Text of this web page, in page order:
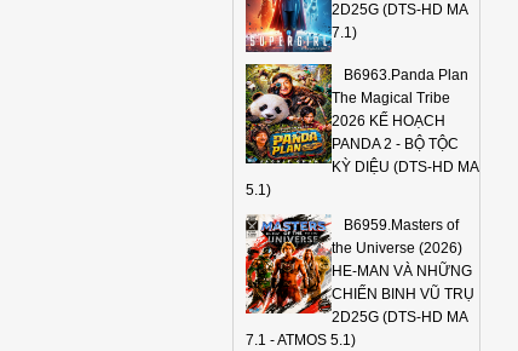
2D25G (DTS-HD MA
7.1)
B6963.Panda Plan
The Magical Tribe
2026 KẾ HOẠCH
PANDA 2 - BỘ TỘC
KỲ DIỆU (DTS-HD MA
5.1)
B6959.Masters of
the Universe (2026)
HE-MAN VÀ NHỮNG
CHIẾN BINH VŨ TRỤ
2D25G (DTS-HD MA
7.1 - ATMOS 5.1)